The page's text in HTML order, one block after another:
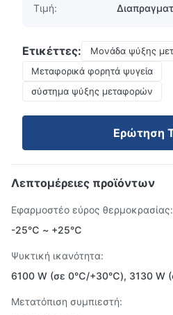
Τιμή:
Ετικέττες:
Μονάδα ψύξης
Μεταφορικά φορητά ψυγεία
σύστημα ψύξης μεταφορών
Ερώτηση
Λεπτομέρειες προϊόντων
Εφαρμοστέο εύρος θερμοκρασίας:
-25℃ ~ +25℃
Ψυκτική ικανότητα:
6100 W (σε 0℃/+30℃), 3130 W
Μετατόπιση συμπιεστή: